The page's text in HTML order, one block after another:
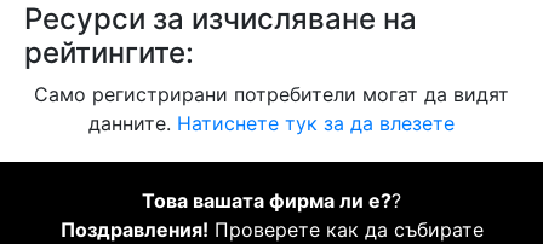
Ресурси за изчисляване на
рейтингите:
Само регистрирани потребители могат да видят
данните. Натиснете тук за да влезете
Това вашата фирма ли е??
Поздравления! Проверете как да събирате